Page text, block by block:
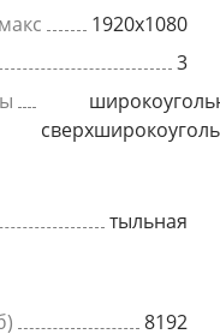
1920x1080
3
тыльная
8192